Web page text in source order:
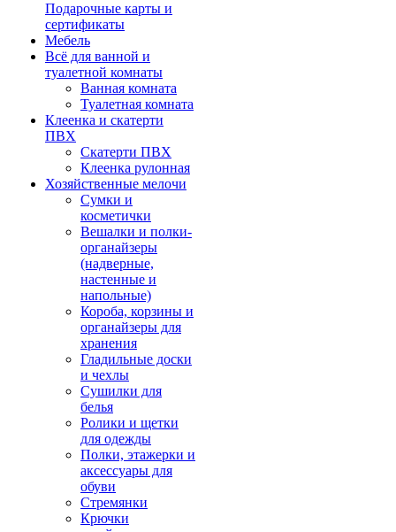
Подарочные карты и
сертификаты
Мебель
Всё для ванной и
туалетной комнаты
Ванная комната
Туалетная комната
Клеенка и скатерти
ПВХ
Скатерти ПВХ
Клеенка рулонная
Хозяйственные мелочи
Сумки и
косметички
Вешалки и полки-
органайзеры
(надверные,
настенные и
напольные)
Короба, корзины и
органайзеры для
хранения
Гладильные доски
и чехлы
Сушилки для
белья
Ролики и щетки
для одежды
Полки, этажерки и
аксессуары для
обуви
Стремянки
Крючки